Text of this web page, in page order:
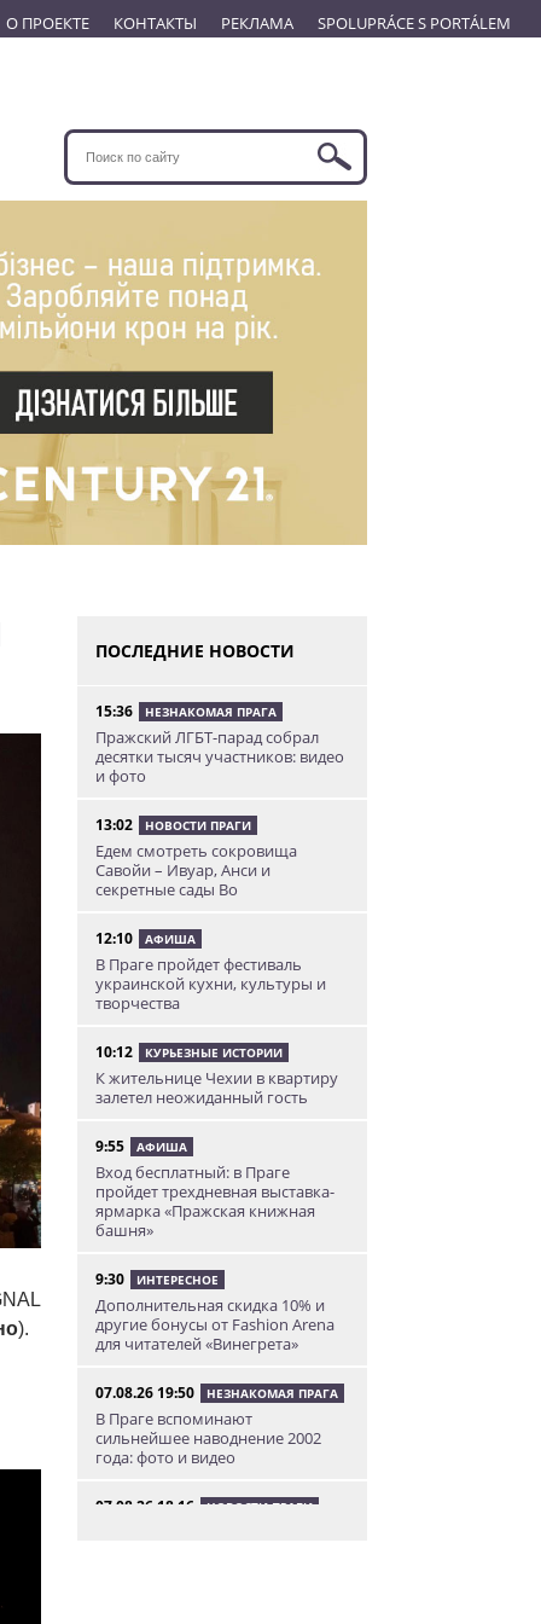
О ПРОЕКТЕ КОНТАКТЫ РЕКЛАМА SPOLUPRÁCE S PORTÁLEM
).
ПОСЛЕДНИЕ НОВОСТИ
15:36 НЕЗНАКОМАЯ ПРАГА
Пражский ЛГБТ-парад собрал
десятки тысяч участников: видео
и фото
13:02 НОВОСТИ ПРАГИ
Едем смотреть сокровища
Савойи – Ивуар, Анси и
секретные сады Во
12:10 АФИША
В Праге пройдет фестиваль
украинской кухни, культуры и
творчества
10:12 КУРЬЕЗНЫЕ ИСТОРИИ
К жительнице Чехии в квартиру
залетел неожиданный гость
9:55 АФИША
Вход бесплатный: в Праге
пройдет трехдневная выставка-
ярмарка «Пражская книжная
башня»
9:30 ИНТЕРЕСНОЕ
Дополнительная скидка 10% и
другие бонусы от Fashion Arena
для читателей «Винегрета»
07.08.26 19:50 НЕЗНАКОМАЯ ПРАГА
В Праге вспоминают
сильнейшее наводнение 2002
года: фото и видео
07.08.26 18:16 НОВОСТИ ПРАГИ